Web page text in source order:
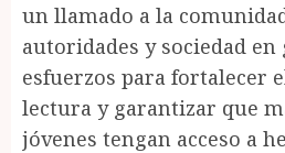
un llamado a la
autoridades y sociedad
esfuerzos para fortalecer
lectura y garantizar que
jóvenes tengan acceso a